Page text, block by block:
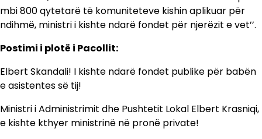
mbi 800 qytetarë të komuniteteve kishin aplikuar për
ndihmë, ministri i kishte ndarë fondet për njerëzit e vet’’.
Postimi i plotë i Pacollit:
Elbert Skandali! I kishte ndarë fondet publike për babën
e asistentes së tij!
Ministri i Administrimit dhe Pushtetit Lokal Elbert Krasniqi,
e kishte kthyer ministrinë në pronë private!